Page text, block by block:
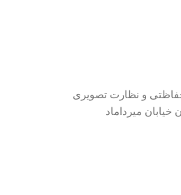
و نظارت تصویری
خیابان میرداماد